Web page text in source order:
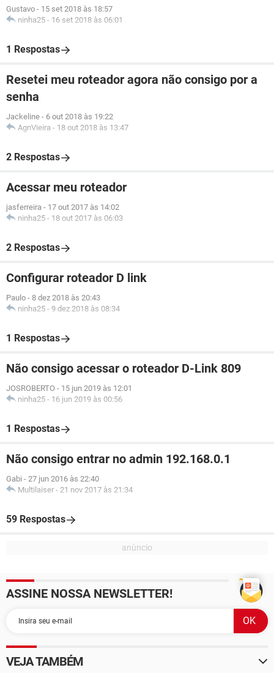
Gustavo - 15 set 2018 às 18:57
ninha25 - 16 set 2018 às 06:01
1 Respostas
Resetei meu roteador agora não consigo por a
senha
Jackeline - 6 out 2018 às 19:22
AgnVieira - 18 out 2018 às 13:47
2 Respostas
Acessar meu roteador
jasferreira - 17 out 2017 às 14:02
ninha25 - 18 out 2017 às 06:03
2 Respostas
Configurar roteador D link
Paulo - 8 dez 2018 às 20:43
ninha25 - 9 dez 2018 às 08:34
1 Respostas
Não consigo acessar o roteador D-Link 809
JOSROBERTO - 15 jun 2019 às 12:01
ninha25 - 16 jun 2019 às 00:56
1 Respostas
Não consigo entrar no admin 192.168.0.1
Gabi - 27 jun 2016 às 22:40
Multilaiser - 21 nov 2017 às 21:34
59 Respostas
ASSINE NOSSA NEWSLETTER!
VEJA TAMBÉM